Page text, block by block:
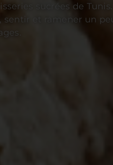
Kairouan, capitale
mille ans de foi et de